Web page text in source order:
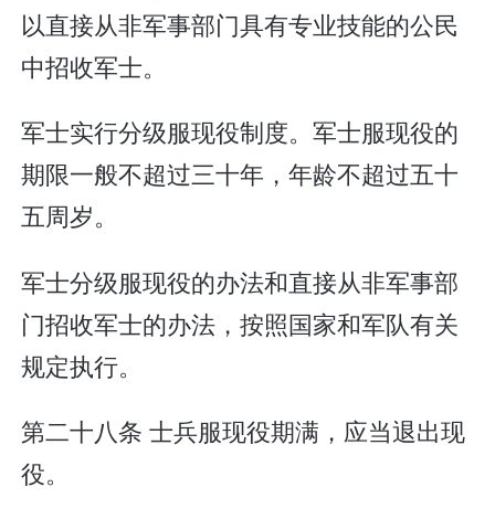
以直接从非军事部门具有专业技能的公民
中招收军士。
军士实行分级服现役制度。军士服现役的
期限一般不超过三十年，年龄不超过五十
五周岁。
军士分级服现役的办法和直接从非军事部
门招收军士的办法，按照国家和军队有关
规定执行。
第二十八条 士兵服现役期满，应当退出现
役。